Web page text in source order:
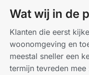
Wat wij in de
Klanten die eerst
woonomgeving en
meestal sneller een
termijn tevreden